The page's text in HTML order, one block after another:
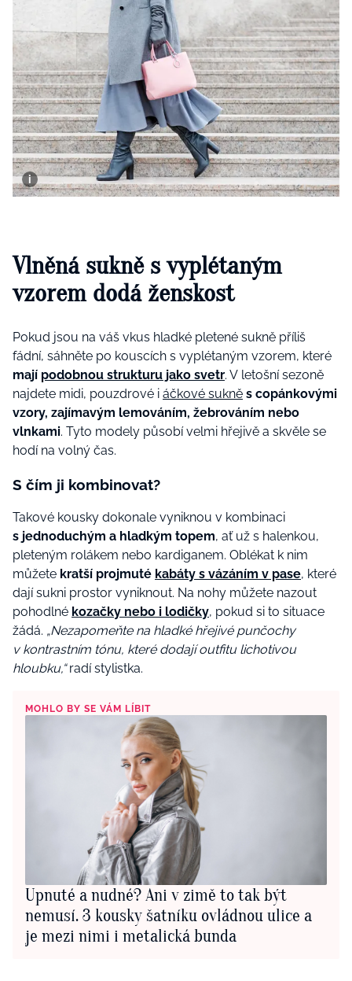
Vlněná sukně s vyplétaným
vzorem dodá ženskost
Pokud jsou na váš vkus hladké pletené sukně příliš
fádní, sáhněte po kouscích s vyplétaným vzorem, které
mají podobnou strukturu jako svetr. V letošní sezoně
najdete midi, pouzdrové i áčkové sukně s copánkovými
vzory, zajímavým lemováním, žebrováním nebo
vlnkami. Tyto modely působí velmi hřejivě a skvěle se
hodí na volný čas.
S čím ji kombinovat?
Takové kousky dokonale vyniknou v kombinaci
s jednoduchým a hladkým topem, ať už s halenkou,
pleteným rolákem nebo kardiganem. Oblékat k nim
můžete kratší projmuté kabáty s vázáním v pase, které
dají sukni prostor vyniknout. Na nohy můžete nazout
pohodlné kozačky nebo i lodičky, pokud si to situace
žádá. „Nezapomeňte na hladké hřejivé punčochy
v kontrastním tónu, které dodají outfitu lichotivou
hloubku,“radí stylistka.
MOHLO BY SE VÁM LÍBIT
Upnuté a nudné? Ani v zimě to tak být
nemusí. 3 kousky šatníku ovládnou ulice a
je mezi nimi i metalická bunda